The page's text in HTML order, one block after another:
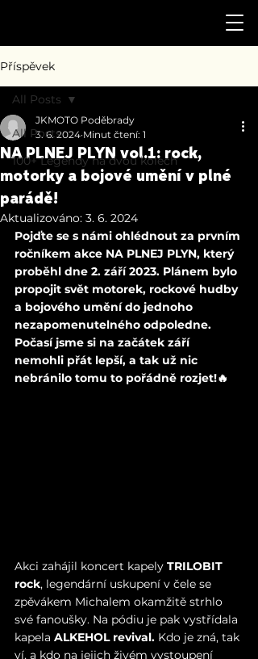
Příspěvek
All Posts
100+ Legendy na dvou kolech
All Posts
NA PLNEJ PLYN vol.1: rock,
motorky a bojové umění v plné
parádě!
JKMOTO Poděbrady
3. 6. 2024 Minut čtení: 1
Aktualizováno: 3. 6. 2024
Pojďte se s námi ohlédnout za prvním
ročníkem akce NA PLNEJ PLYN, který
proběhl dne 2. září 2023. Plánem bylo
propojit svět motorek, rockové hudby
a bojového umění do jednoho
nezapomenutelného odpoledne.
Počasí jsme si na začátek září
nemohli přát lepší, a tak už nic
nebránilo tomu to pořádně rozjet!🔥
Akci zahájil koncert kapely TRILOBIT
rock, legendární uskupení v čele se
zpěvákem Michalem okamžitě strhlo
své fanoušky. Na pódiu je pak vystřídala
kapela ALKEHOL revival. Kdo je zná, tak
ví, a kdo na jejich živém vystoupení